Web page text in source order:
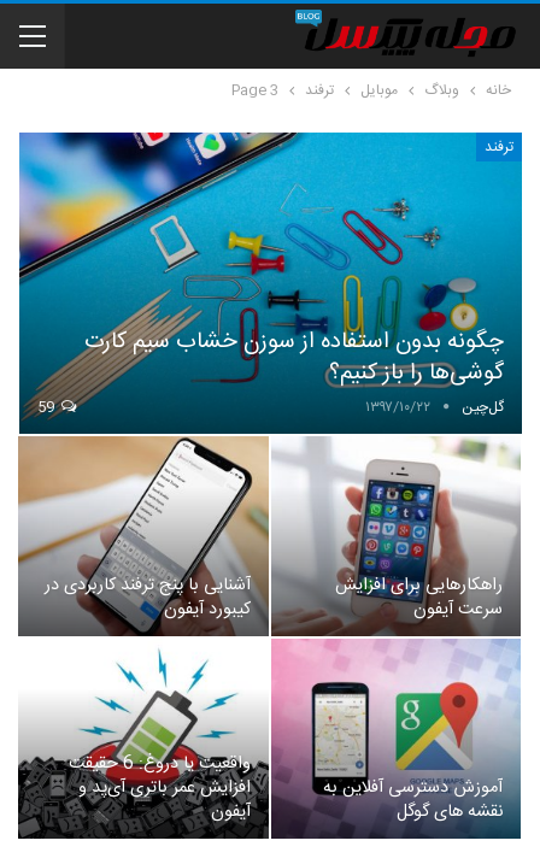
خانه وبلاگ موبایل ترفند Page 3
ترفند
چگونه بدون استفاده از سوزن خشاب سیم کارت
گوشی‌ها را باز کنیم؟
گل‌چین ۱۳۹۷/۱۰/۲۲ 59
راهکارهایی برای افزایش
سرعت آیفون
آشنایی با پنج ترفند کاربردی در
کیبورد آیفون
آموزش دسترسی آفلاین به
نقشه های گوگل
واقعیت یا دروغ: 6 حقیقت
افزایش عمر باتری آی‌پد و
آیفون